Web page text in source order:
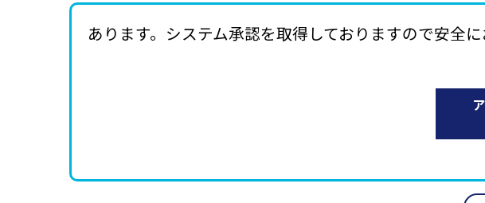
あります。システム承認を取得しておりますので安全に